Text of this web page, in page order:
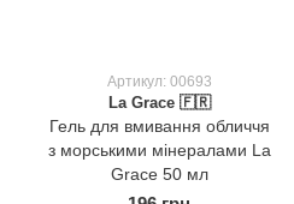
Артикул: 00693
La Grace 🇫🇷
Гель для вмивання обличчя
з морськими мінералами La
Grace 50 мл